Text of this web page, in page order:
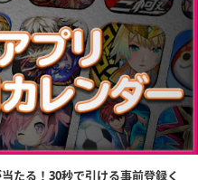
たる！30秒で引ける事前登録く